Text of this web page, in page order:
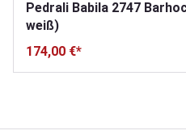
Pedrali Babila 2747
weiß)
174,00 €*